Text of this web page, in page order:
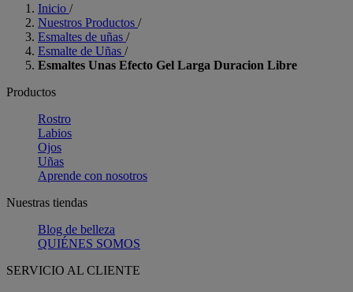
Inicio /
Nuestros Productos /
Esmaltes de uñas /
Esmalte de Uñas /
Esmaltes Unas Efecto Gel Larga Duracion Libre
Productos
Rostro
Labios
Ojos
Uñas
Aprende con nosotros
Nuestras tiendas
Blog de belleza
QUIÉNES SOMOS
SERVICIO AL CLIENTE